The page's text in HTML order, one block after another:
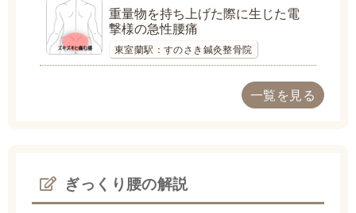
重量物を持ち上げた際に生じた電
撃様の急性腰痛
東室蘭駅：すのさき鍼灸整骨院
一覧を見る
ぎっくり腰の解説